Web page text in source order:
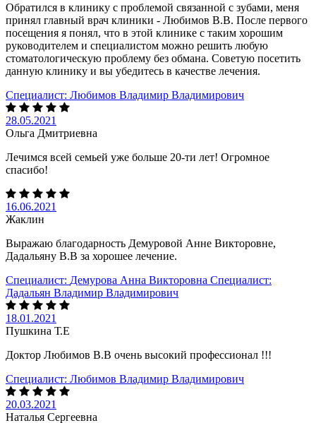
Обратился в клинику с проблемой связанной с зубами, меня
принял главный врач клиники - Любимов В.В. После первого
посещения я понял, что в этой клинике с таким хорошим
руководителем и специалистом можно решить любую
стоматологическую проблему без обмана. Советую посетить
данную клинику и вы убедитесь в качестве лечения.
Специалист: Любимов Владимир Владимирович
28.05.2021
Ольга Дмитриевна
Лечимся всей семьей уже больше 20-ти лет! Огромное
спасибо!
16.06.2021
Жаклин
Выражаю благодарность Демуровой Анне Викторовне,
Дадальяну В.В за хорошее лечение.
Специалист: Демурова Анна Викторовна Специалист:
Дадальян Владимир Владимирович
18.01.2021
Пушкина Т.Е
Доктор Любимов В.В очень высокий профессионал !!!
Специалист: Любимов Владимир Владимирович
20.03.2021
Наталья Сергеевна